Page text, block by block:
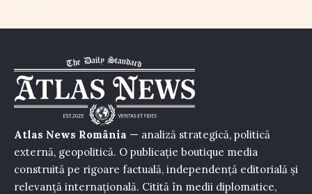
Atlas News România — analiză strategică, politică
externă, geopolitică. O publicație boutique media
construită pe rigoare factuală, independență editorială și
relevanță internațională. Citită în medii diplomatice,